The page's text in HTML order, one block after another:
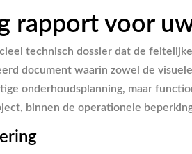
rapport voor
technisch dossier dat de
document waarin zowel de
onderhoudsplanning, maar
binnen de operationele